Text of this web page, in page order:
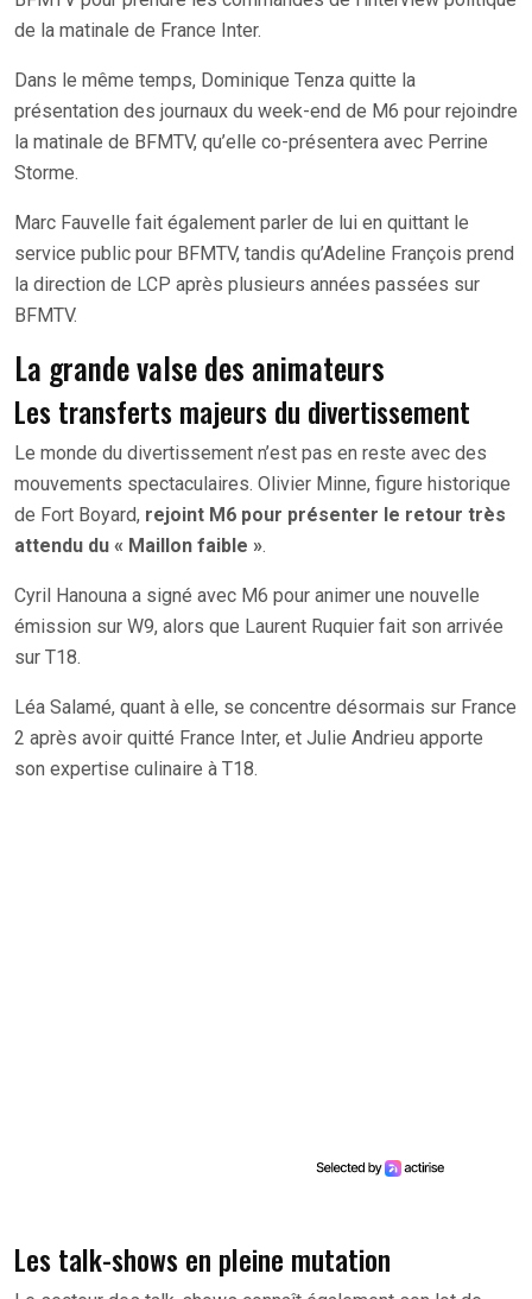
de la matinale de France Inter.
Dans le même temps, Dominique Tenza quitte la
présentation des journaux du week-end de M6 pour rejoindre
la matinale de BFMTV, qu’elle co-présentera avec Perrine
Storme.
Marc Fauvelle fait également parler de lui en quittant le
service public pour BFMTV, tandis qu’Adeline François prend
la direction de LCP après plusieurs années passées sur
BFMTV.
La grande valse des animateurs
Les transferts majeurs du divertissement
Le monde du divertissement n’est pas en reste avec des
mouvements spectaculaires. Olivier Minne, figure historique
de Fort Boyard, rejoint M6 pour présenter le retour très
attendu du « Maillon faible ».
Cyril Hanouna a signé avec M6 pour animer une nouvelle
émission sur W9, alors que Laurent Ruquier fait son arrivée
sur T18.
Léa Salamé, quant à elle, se concentre désormais sur France
2 après avoir quitté France Inter, et Julie Andrieu apporte
son expertise culinaire à T18.
Les talk-shows en pleine mutation